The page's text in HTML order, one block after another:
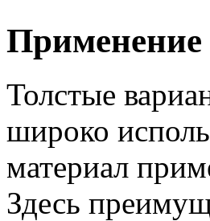
Применение
Толстые
широко
материал
Здесь